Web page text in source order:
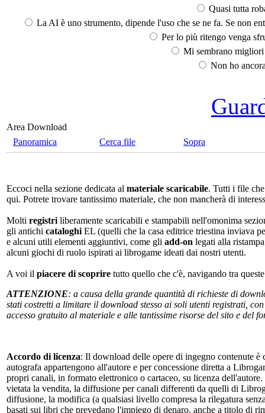
Quasi tutta
La AI è uno strumento, dipende l'uso che se ne fa. Se non
Per lo più ritengo venga
Mi sembrano
Non ho
Area Download
Panoramica
Cerca file Sopra
Eccoci nella sezione dedicata al materiale scaricabile. Tutti i file
qui. Potrete trovare tantissimo materiale, che non mancherà di
Molti registri liberamente scaricabili e stampabili nell'omonima
gli antichi cataloghi EL (quelli che la casa editrice triestina inviava
e alcuni utili elementi aggiuntivi, come gli add-on legati alla
alcuni giochi di ruolo ispirati ai librogame ideati dai nostri utenti.
A voi il piacere di scoprire tutto quello che c'è, navigando tra
ATTENZIONE: a causa della grande quantità di richieste di
stati costretti a limitare il download stesso ai soli utenti registrati,
accesso gratuito al materiale e alle tantissime risorse del sito e
Accordo di licenza: Il download delle opere di ingegno contenute
autografa appartengono all'autore e per concessione diretta a
propri canali, in formato elettronico o cartaceo, su licenza
vietata la vendita, la diffusione per canali differenti da quelli di
diffusione, la modifica (a qualsiasi livello compresa la rilegatura
basati sui libri che prevedano l'impiego di denaro, anche a titolo di